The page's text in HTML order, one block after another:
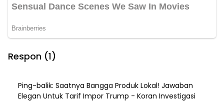
Respon (1)
Ping-balik: Saatnya Bangga Produk Lokal! Jawaban
Elegan Untuk Tarif Impor Trump - Koran Investigasi